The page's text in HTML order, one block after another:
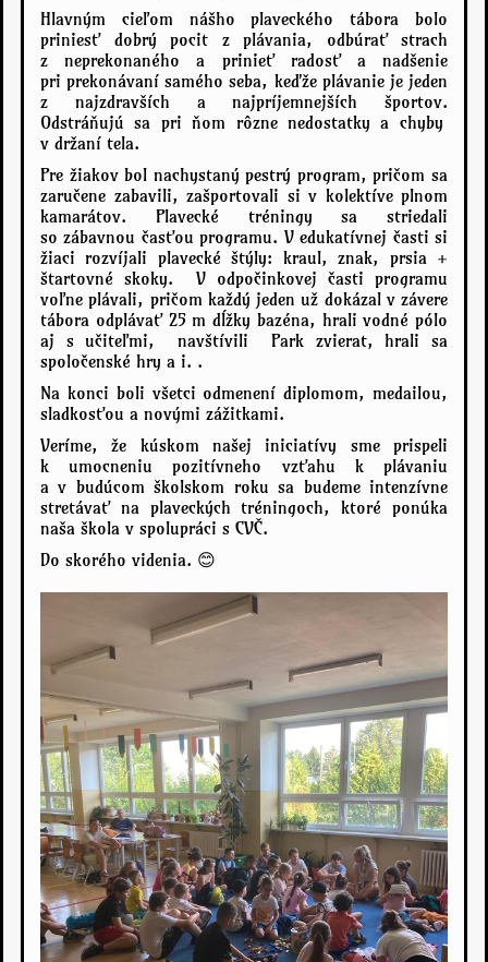
Hlavným cieľom nášho plaveckého tábora bolo
priniesť dobrý pocit z plávania, odbúrať strach
z neprekonaného a prinieť radosť a nadšenie
pri prekonávaní samého seba, keďže plávanie je jeden
z najzdravších a najpríjemnejších športov.
Odstráňujúsa pri ňom rôzne nedostatky a chyby
v držaní tela.
Pre žiakov bol nachystaný pestrý program, pričom sa
zaručene zabavili, zašportovali si v kolektíve plnom
kamarátov. Plavecké tréningy sa striedali
so zábavnou časťou programu. V edukatívnej časti si
žiaci rozvíjali plavecké štýly: kraul, znak, prsia +
štartovné skoky. V odpočinkovej časti programu
voľne plávali, pričom každý jeden už dokázal v závere
tábora odplávať 25 m dĺžky bazéna, hrali vodné pólo
aj s učiteľmi, navštívili Park zvierat, hrali sa
spoločenské hry a i. .
Na konci boli všetci odmenení diplomom, medailou,
sladkosťou a novými zážitkami.
Veríme, že kúskom našej iniciatívy sme prispeli
k umocneniu pozitívneho vzťahu k plávaniu
a v budúcom školskom roku sa budeme intenzívne
stretávať na plaveckých tréningoch, ktoré ponúka
naša škola v spolupráci s CVČ.
Do skorého videnia. 😊